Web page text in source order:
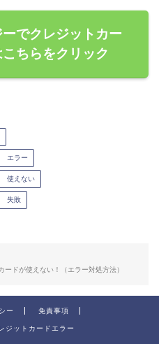
でクレジットカー
こちらをクリック
エラー
使えない
失敗
ドが使えない！（エラー対処方法）
ー 免責事項
ットカードエラー